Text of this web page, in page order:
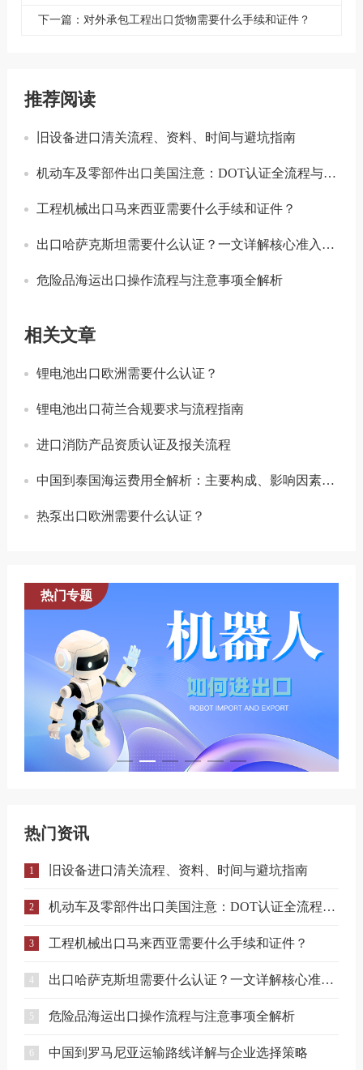
下一篇：对外承包工程出口货物需要什么手续和证件？
推荐阅读
旧设备进口清关流程、资料、时间与避坑指南
机动车及零部件出口美国注意：DOT认证全流程与合规要点详解
工程机械出口马来西亚需要什么手续和证件？
出口哈萨克斯坦需要什么认证？一文详解核心准入要求
危险品海运出口操作流程与注意事项全解析
相关文章
锂电池出口欧洲需要什么认证？
锂电池出口荷兰合规要求与流程指南
进口消防产品资质认证及报关流程
中国到泰国海运费用全解析：主要构成、影响因素与节省策略
热泵出口欧洲需要什么认证？
热门专题
热门资讯
1 旧设备进口清关流程、资料、时间与避坑指南
2 机动车及零部件出口美国注意：DOT认证全流程与合规要点详解
3 工程机械出口马来西亚需要什么手续和证件？
4 出口哈萨克斯坦需要什么认证？一文详解核心准入要求
5 危险品海运出口操作流程与注意事项全解析
6 中国到罗马尼亚运输路线详解与企业选择策略